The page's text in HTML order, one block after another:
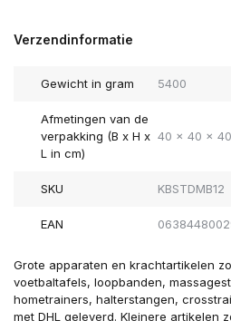
Verzendinformatie
Gewicht in gram 5400
Afmetingen van de
verpakking (B x H x
L in cm)
40 x 40 x 40
SKU KBSTDMB12
EAN
Grote apparaten en krachtartikelen
voetbaltafels, loopbanden,
hometrainers, halterstangen,
met DHL geleverd. Kleinere artikelen